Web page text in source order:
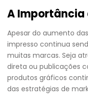
A Importância
Apesar do aumento
impresso continua
muitas marcas. Seja
direta ou publicações
produtos gráficos
das estratégias de